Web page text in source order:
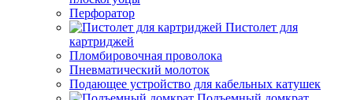
Перфоратор
Пистолет для
картриджей
Пломбировочная проволока
Пневматический молоток
Подающее устройство для кабельных катушек